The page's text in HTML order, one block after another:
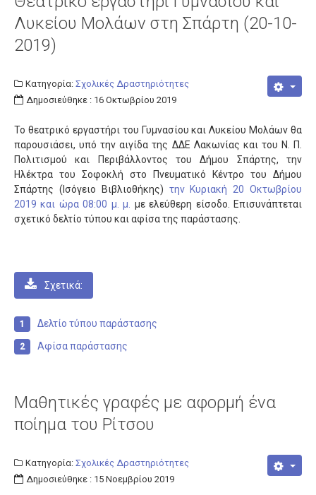
Άδειες
Μαθητές
Διαγωνισμοί
Λυκείου Μολάων στη Σπάρτη (20-10-
2019)
Κατηγορία: Σχολικές Δραστηριότητες
Δημοσιεύθηκε : 16 Οκτωβρίου 2019
Το θεατρικό εργαστήρι του Γυμνασίου και Λυκείου Μολάων θα
παρουσιάσει, υπό την αιγίδα της ΔΔΕ Λακωνίας και του Ν. Π.
Πολιτισμού και Περιβάλλοντος του Δήμου Σπάρτης, την
Ηλέκτρα του Σοφοκλή στο Πνευματικό Κέντρο του Δήμου
Σπάρτης (Ισόγειο Βιβλιοθήκης) την Κυριακή 20 Οκτωβρίου
2019 και ώρα 08:00 μ. μ.
με ελεύθερη είσοδο. Επισυνάπτεται
σχετικό δελτίο τύπου και αφίσα της παράστασης.
Σχετικά:
Δελτίο τύπου παράστασης
Αφίσα παράστασης
Μαθητικές γραφές με αφορμή ένα
ποίημα του Ρίτσου
Κατηγορία: Σχολικές Δραστηριότητες
Δημοσιεύθηκε : 15 Νοεμβρίου 2019